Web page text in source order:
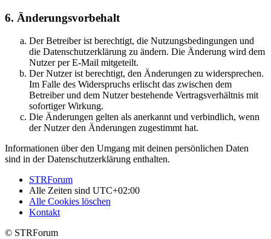
6. Änderungsvorbehalt
Der Betreiber ist berechtigt, die Nutzungsbedingungen und
die Datenschutzerklärung zu ändern. Die Änderung wird dem
Nutzer per E-Mail mitgeteilt.
Der Nutzer ist berechtigt, den Änderungen zu widersprechen.
Im Falle des Widerspruchs erlischt das zwischen dem
Betreiber und dem Nutzer bestehende Vertragsverhältnis mit
sofortiger Wirkung.
Die Änderungen gelten als anerkannt und verbindlich, wenn
der Nutzer den Änderungen zugestimmt hat.
Informationen über den Umgang mit deinen persönlichen Daten
sind in der Datenschutzerklärung enthalten.
STRForum
Alle Zeiten sind UTC+02:00
Alle Cookies löschen
Kontakt
© STRForum